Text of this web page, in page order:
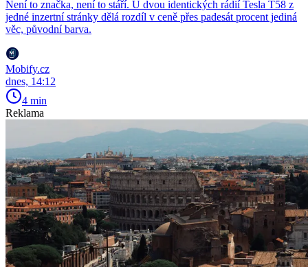
Není to značka, není to stáří. U dvou identických rádií Tesla T58 z
jedné inzertní stránky dělá rozdíl v ceně přes padesát procent jediná
věc, původní barva.
Mobify.cz
dnes, 14:12
4 min
Reklama